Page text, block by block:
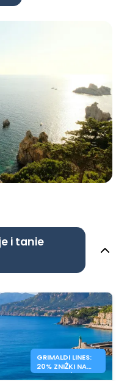
i tanie
GRIMALDI LINES:
20% ZNIŻKI NA
PROMY WŁOCHY